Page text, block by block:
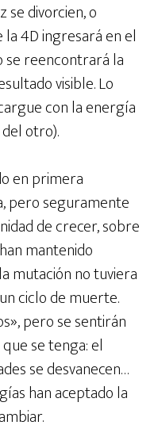
divorcien, o
4D ingresará en el
se reencontrará la
visible. Lo
con la energía
otro).
en primera
pero seguramente
de crecer, sobre
mantenido
mutación no tuviera
ciclo de muerte.
pero se sentirán
se tenga: el
se desvanecen…
han aceptado la